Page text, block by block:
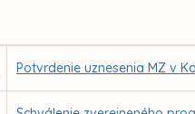
Potvrdenie uznesenia MZ v